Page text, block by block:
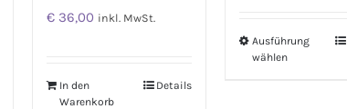
€ 36,00 inkl. MwSt.
In den
Warenkorb
Details
Ausführung
wählen